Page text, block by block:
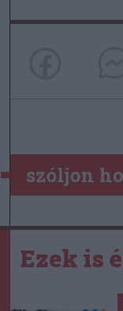
szóljon
Ezek is